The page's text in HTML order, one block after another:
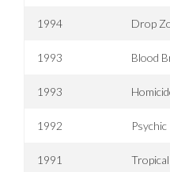
1994 Drop
1993 Blood
1993
1992 Psychic
1991